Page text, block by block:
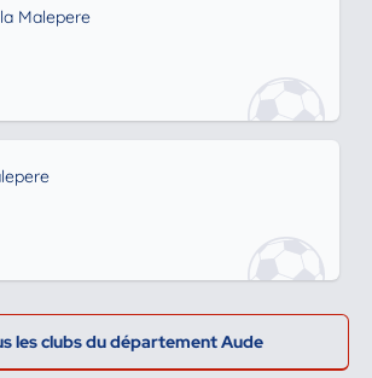
Malepere
les clubs du département Aude